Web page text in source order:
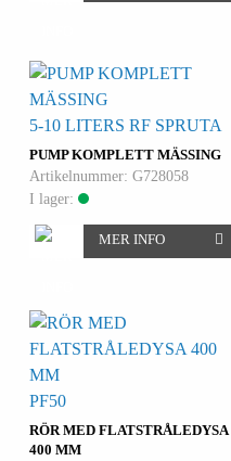
PUMP KOMPLETT MÄSSING
5-10 LITERS RF SPRUTA
Artikelnummer: G728058
I lager:
MER INFO
RÖR MED FLATSTRÅLEDYSA
400 MM
PF50